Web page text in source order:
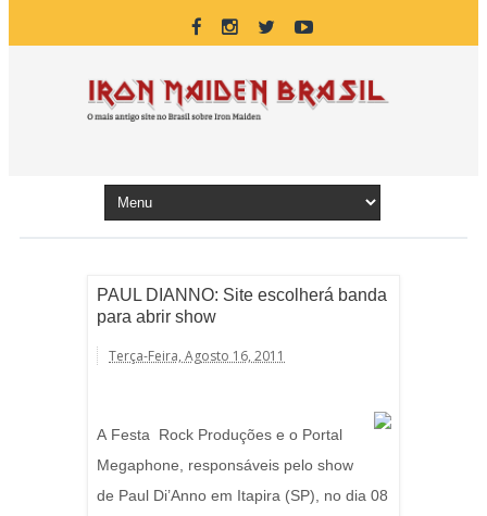
PAUL DIANNO: Site escolherá banda
para abrir show
Terça-Feira, Agosto 16, 2011
A Festa Rock Produções e o Portal
Megaphone, responsáveis pelo show
de Paul Di’Anno em Itapira (SP), no dia 08